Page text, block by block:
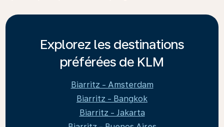
Explorez les destinations
préférées de KLM
Biarritz - Amsterdam
Biarritz - Bangkok
Biarritz - Jakarta